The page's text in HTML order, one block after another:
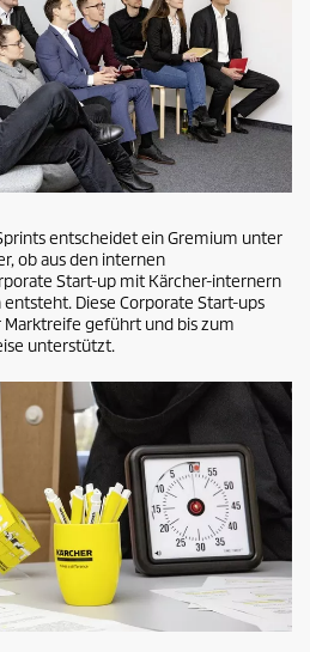
entscheidet ein Gremium unter
ob aus den internen
Start-up mit Kärcher-internern
Diese Corporate Start-ups
geführt und bis zum
unterstützt.